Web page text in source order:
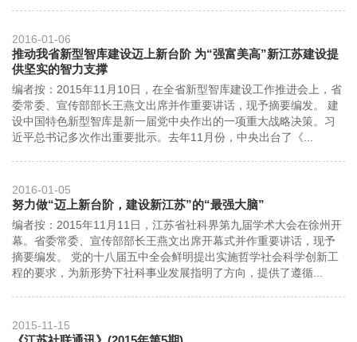
2016-01-06
推动我省新型智库建设迈上新台阶 为“强富美高”新江苏建设提
供坚实的智力支撑
编者按：2015年11月10日，在全省新型智库建设工作推进会上，省
委常委、宣传部部长王燕文出席并作重要讲话，现予摘要编发。 建
设中国特色新型智库是新一届党中央作出的一项重大战略决策。习
近平总书记多次作出重要批示。去年11月份，中央出台了《...
2016-01-05
努力做“迈上新台阶，建设新江苏”的“最强大脑”
编者按：2015年11月11日，江苏省社科界第九届学术大会在徐州开
幕。省委常委、宣传部部长王燕文出席开幕式并作重要讲话，现予
摘要编发。 党的十八届五中全会鲜明提出实施哲学社会科学创新工
程的要求，为新形势下社科事业发展指明了方向，提供了遵循...
2015-11-15